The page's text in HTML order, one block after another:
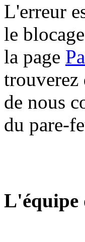
L'erreur
le
la page
trouverez
de nous
du pare-
L'équipe